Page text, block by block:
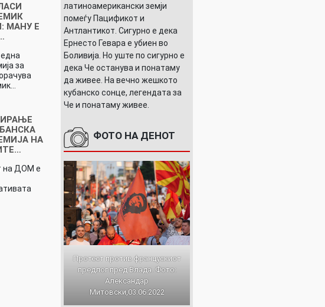
МАНУ Е
за
НА
на ДОМ е
латиноамерикански земји
помеѓу Пацификот и
Антлантикот. Сигурно е дека
Ернесто Гевара е убиен во
Боливија. Но уште по сигурно е
дека Че останува и понатаму
да живее. На вечно жешкото
кубанско сонце, легендата за
Че и понатаму живее.
ФОТО НА ДЕНОТ
Протест против францускиот
предлог пред Влада. Фото:
Александар
Митовски,03.06.2022